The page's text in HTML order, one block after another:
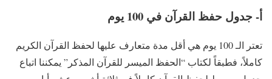
أ- جدول حفظ القرآن في 100 يوم
تعتر الـ 100 يوم هي أقل مدة متعارف عليها لحفظ القرآن الكريم
كاملاً، فطبقاً لكتاب “الحفظ الميسر للقرآن المذكر” يمكننا اتباع